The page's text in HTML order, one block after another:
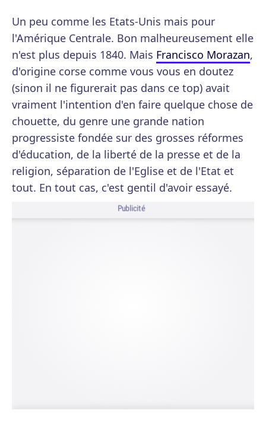
Un peu comme les Etats-Unis mais pour
l'Amérique Centrale. Bon malheureusement elle
n'est plus depuis 1840. Mais Francisco Morazan,
d'origine corse comme vous vous en doutez
(sinon il ne figurerait pas dans ce top) avait
vraiment l'intention d'en faire quelque chose de
chouette, du genre une grande nation
progressiste fondée sur des grosses réformes
d'éducation, de la liberté de la presse et de la
religion, séparation de l'Eglise et de l'Etat et
tout. En tout cas, c'est gentil d'avoir essayé.
Publicité